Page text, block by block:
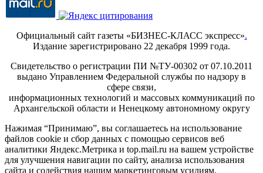
Официальный сайт газеты «БИЗНЕС-КЛАСС экспресс».
Издание зарегистрировано 22 декабря 1999 года.
Свидетельство о регистрации ПИ №ТУ-00302 от 07.10.2011
выдано Управлением Федеральной службы по надзору в
сфере связи,
информационных технологий и массовых коммуникаций по
Архангельской области и Ненецкому автономному округу
Нажимая “Принимаю”, вы соглашаетесь на использование
файлов cookie и сбор данных с помощью сервисов веб
аналитики Яндекс.Метрика и top.mail.ru на вашем устройстве
для улучшения навигации по сайту, анализа использования
сайта и содействия нашим маркетинговым усилиям.